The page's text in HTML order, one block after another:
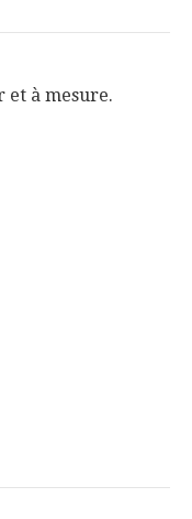
et à mesure.